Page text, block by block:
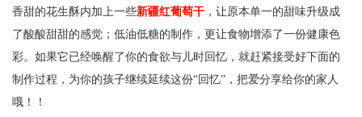
香甜的花生酥内加上一些新疆红葡萄干 ，让原本单一的甜味升级成
了酸酸甜甜的感觉；低油低糖的制作，更让食物增添了一份健康色
彩。如果它已经唤醒了你的食欲与儿时回忆，就赶紧接受好下面的
制作过程，为你的孩子继续延续这份“回忆”，把爱分享给你的家人
哦！！